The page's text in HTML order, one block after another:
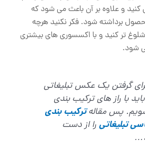
و علاوه بر آن باعث می شود که
برداشته شود. فکر نکنید هرچه
تر کنید و با اکسسوری های بیشتری
شود.
گرفتن یک عکس تبلیغاتی
با راز های ترکیب بندی
پس مقالهترکیب بندی
تبلیغاتیرا از دست